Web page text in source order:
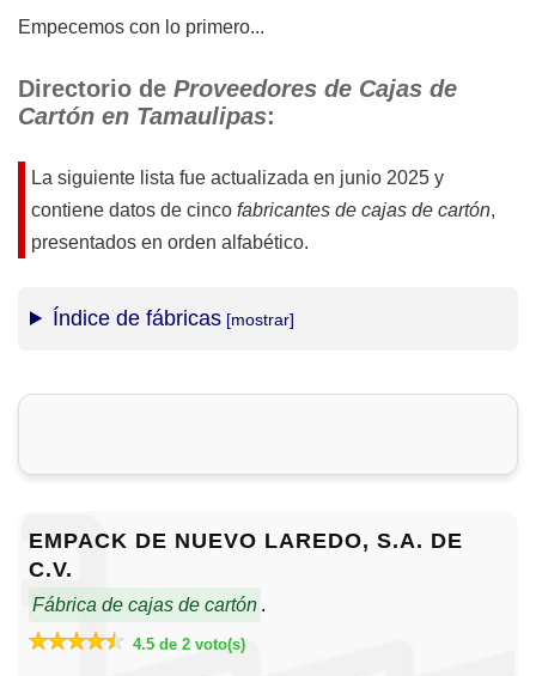
Empecemos con lo primero...
Directorio de Proveedores de Cajas de
Cartón en Tamaulipas:
La siguiente lista fue actualizada en junio 2025 y
contiene datos de cinco fabricantes de cajas de cartón,
presentados en orden alfabético.
Índice de fábricas
EMPACK DE NUEVO LAREDO, S.A. DE
C.V.
Fábrica de cajas de cartón .
4.5 de 2 voto(s)